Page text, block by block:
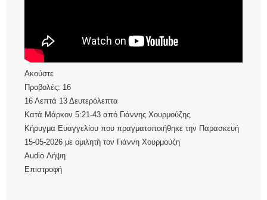
Ακούστε
Προβολές: 16
16 Λεπτά 13 Δευτερόλεπτα
Κατά Μάρκον 5:21-43 από Γιάννης Χουρμούζης
Κήρυγμα Ευαγγελίου που πραγματοποιήθηκε την Παρασκευή
15-05-2026 με ομιλητή τον Γιάννη Χουρμούζη
Audio Λήψη
Επιστροφή